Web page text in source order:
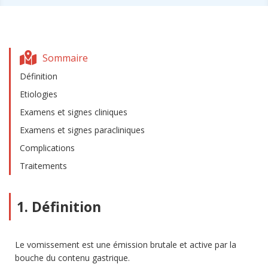
Sommaire
Définition
Etiologies
Examens et signes cliniques
Examens et signes paracliniques
Complications
Traitements
1. Définition
Le vomissement est une émission brutale et active par la
bouche du contenu gastrique.